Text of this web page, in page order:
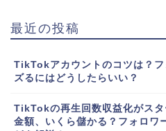
最近の投稿
TikTokアカウントのコツは？
ズるにはどうしたらいい？
TikTokの再生回数収益化がス
金額、いくら儲かる？フォロワ